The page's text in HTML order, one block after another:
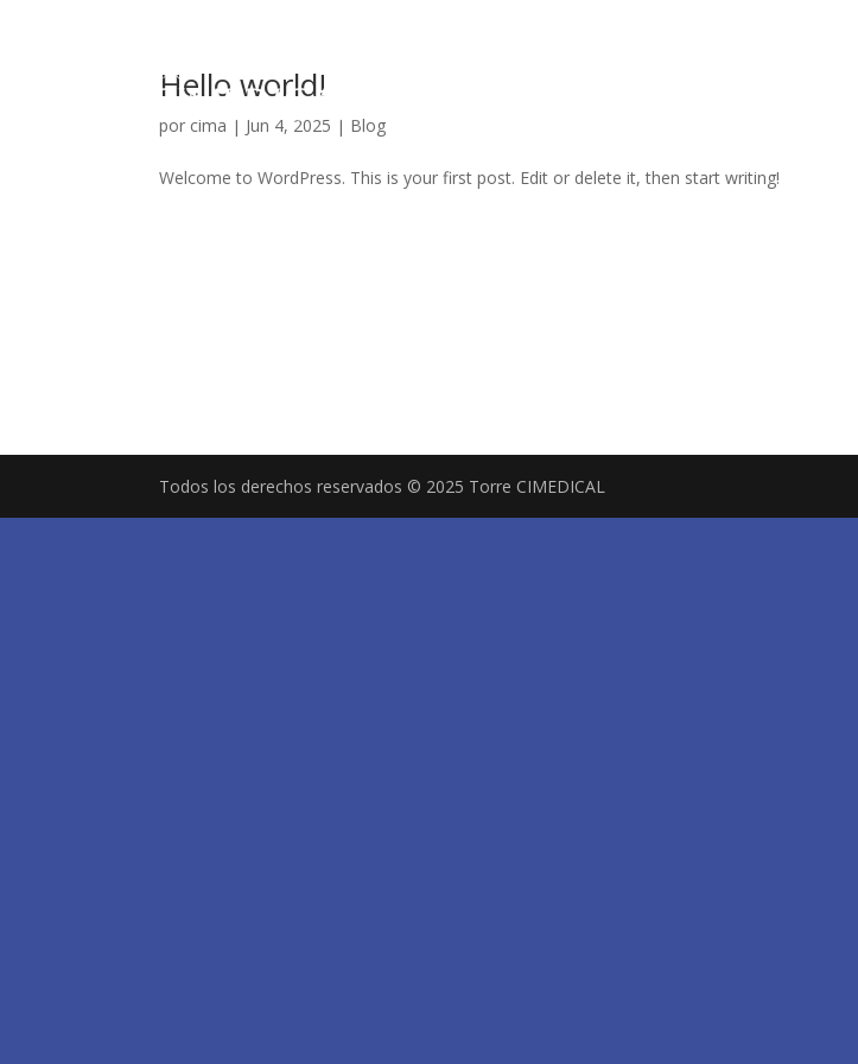
Hello world!
por cima | Jun 4, 2025 | Blog
Welcome to WordPress. This is your first post. Edit or delete it, then start writing!
Todos los derechos reservados © 2025 Torre CIMEDICAL